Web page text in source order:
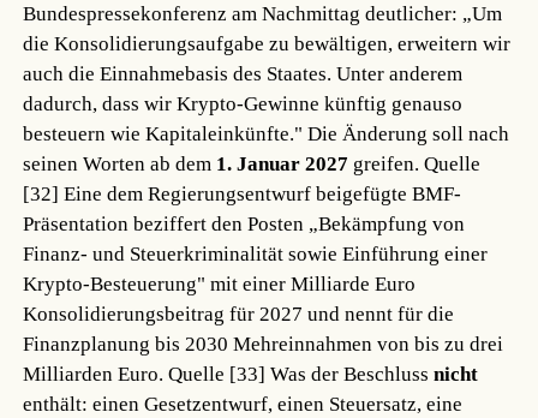
Bundespressekonferenz am Nachmittag deutlicher: „Um
die Konsolidierungsaufgabe zu bewältigen, erweitern wir
auch die Einnahmebasis des Staates. Unter anderem
dadurch, dass wir Krypto-Gewinne künftig genauso
besteuern wie Kapitaleinkünfte." Die Änderung soll nach
seinen Worten ab dem 1. Januar 2027 greifen.Quelle
[32] Eine dem Regierungsentwurf beigefügte BMF-
Präsentation beziffert den Posten „Bekämpfung von
Finanz- und Steuerkriminalität sowie Einführung einer
Krypto-Besteuerung" mit einer Milliarde Euro
Konsolidierungsbeitrag für 2027 und nennt für die
Finanzplanung bis 2030 Mehreinnahmen von bis zu drei
Milliarden Euro.Quelle [33] Was der Beschlussnicht
enthält: einen Gesetzentwurf, einen Steuersatz, eine